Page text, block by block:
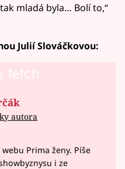
mladá byla… Bolí to,“
Julií Slováčkovou:
fetch
autora
Prima ženy. Píše
i ze